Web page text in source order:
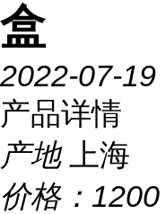
盒
2022-07-19
产品详情
产地
上海
价格： 1200